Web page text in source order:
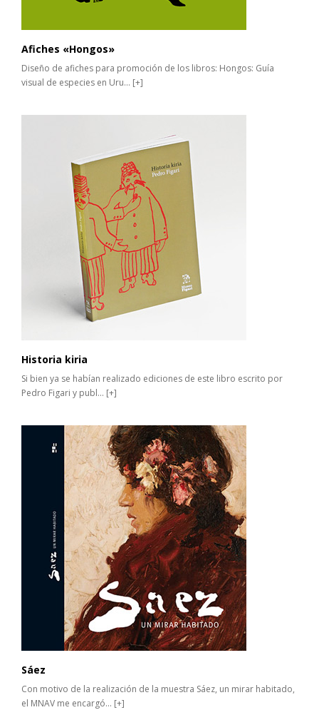
Afiches «Hongos»
Diseño de afiches para promoción de los libros: Hongos: Guía
visual de especies en Uru... [+]
Historia kiria
Si bien ya se habían realizado ediciones de este libro escrito por
Pedro Figari y publ... [+]
Sáez
Con motivo de la realización de la muestra Sáez, un mirar habitado,
el MNAV me encargó... [+]